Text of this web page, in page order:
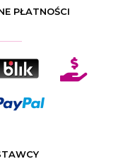
PŁATNOŚCI
